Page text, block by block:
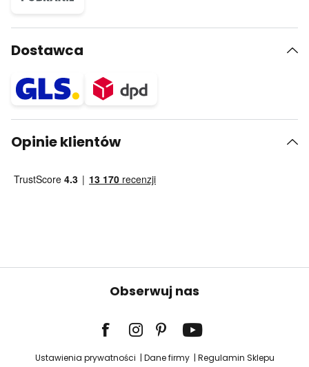
Dostawca
Opinie klientów
Obserwuj nas
Ustawienia prywatności Dane firmy Regulamin Sklepu